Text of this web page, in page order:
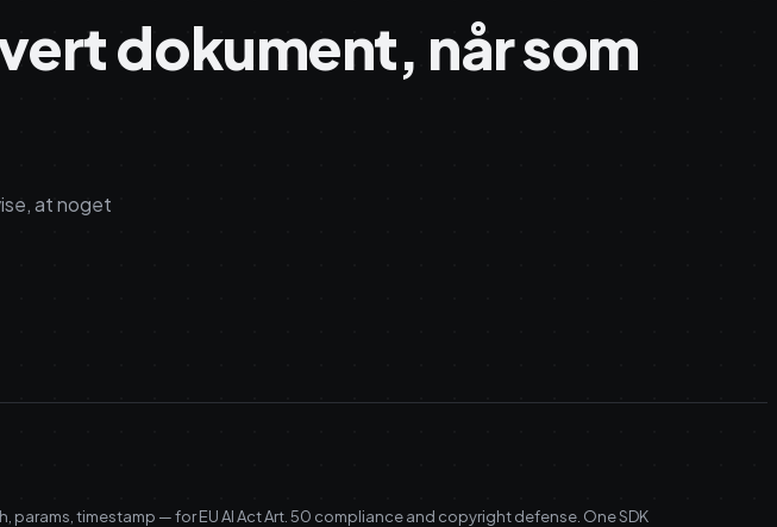
dokument, når som
at noget
timestamp — for EU AI Act Art. 50 compliance and copyright defense. One SDK